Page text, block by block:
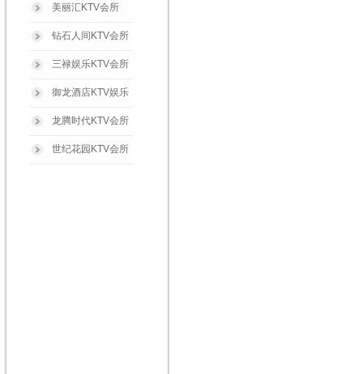
美丽汇KTV会所
钻石人间KTV会所
三禄娱乐KTV会所
御龙酒店KTV娱乐
龙腾时代KTV会所
世纪花园KTV会所